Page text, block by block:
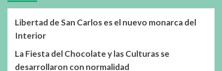
Libertad de San Carlos es el nuevo monarca del
Interior
La Fiesta del Chocolate y las Culturas se
desarrollaron con normalidad